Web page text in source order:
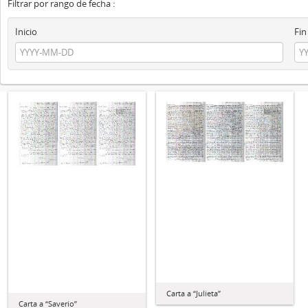
Filtrar por rango de fecha :
Inicio Fin
Carta a “Saverio”
Carta a “Julieta”